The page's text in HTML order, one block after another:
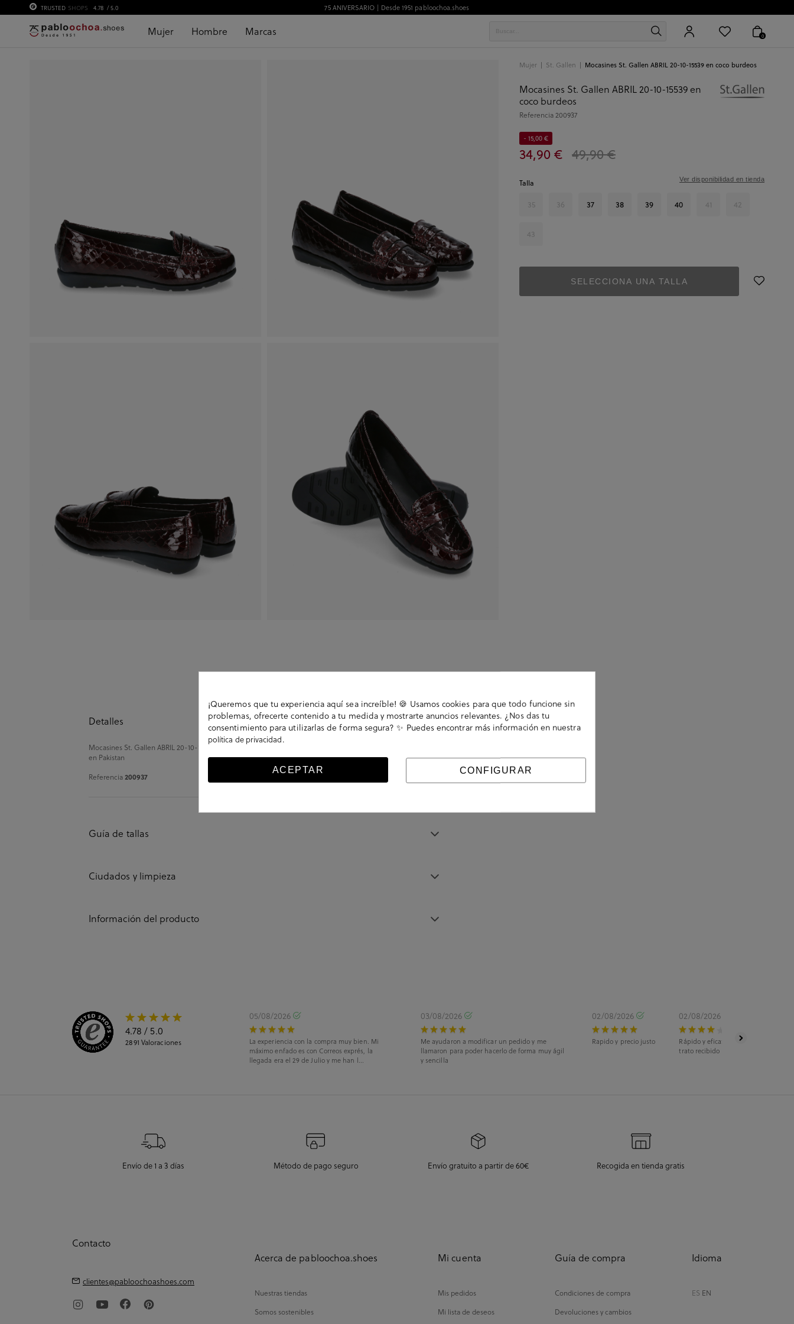
TRUSTED SHOPS 4.78 / 5.0 75 ANIVERSARIO | Desde 1951 pabloochoa.shoes
Mujer Hombre Marcas 0
Mujer St. Gallen Mocasines St. Gallen ABRIL 20-10-15539 en coco burdeos
Mocasines St. Gallen ABRIL 20-10-15539 en
coco burdeos
Referencia200937
34,90 € 49,90 €
- 15,00 €
Talla
35 36 37 38 39 40 41 42
43
Ver disponibilidad en tienda
SELECCIONA UNA TALLA
Detalles
Mocasines St. Gallen ABRIL 20-10-15539 en coco burdeos. Sin cierre, slip on. La plantilla no es extraible. Hecho
en Pakistan
Referencia200937
Guía de tallas
Ciudados y limpieza
Información del producto
4.78 / 5.0
2891 Valoraciones
05/08/2026
La experiencia con la compra muy bien. Mi
máximo enfado es con Correos exprés, la
llegada era el 29 de Julio y me han l...
03/08/2026
Me ayudaron a modificar un pedido y me
llamaron para poder hacerlo de forma muy ágil
y sencilla
02/08/2026
Rapido y precio justo
02/08/2026
Rápido y eficaz. La recogida fue en
trato recibido fue estupendo.
Envío de 1 a 3 días Método de pago seguro Envío gratuito a partir de 60€ Recogida en tienda gratis
Contacto
clientes@pabloochoashoes.com
Acerca de pabloochoa.shoes
Nuestras tiendas
Somos sostenibles
Mi cuenta
Mis pedidos
Mi lista de deseos
Guía de compra
Condiciones de compra
Devoluciones y cambios
Idioma
ES EN
¡Queremos que tu experiencia aquí sea increíble! 🍪 Usamos cookies para que todo funcione sin
problemas, ofrecerte contenido a tu medida y mostrarte anuncios relevantes. ¿Nos das tu
consentimiento para utilizarlas de forma segura? ✨ Puedes encontrar más información en nuestra
política de privacidad.
ACEPTAR CONFIGURAR